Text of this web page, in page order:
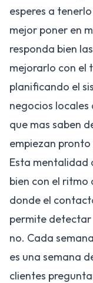
esperes a
mejor poner en
responda bien
mejorarlo con el
planificando el
negocios locales
que mas saben
empiezan
Esta mentalidad
bien con el ritmo
donde el
permite
no. Cada
es una semana
clientes